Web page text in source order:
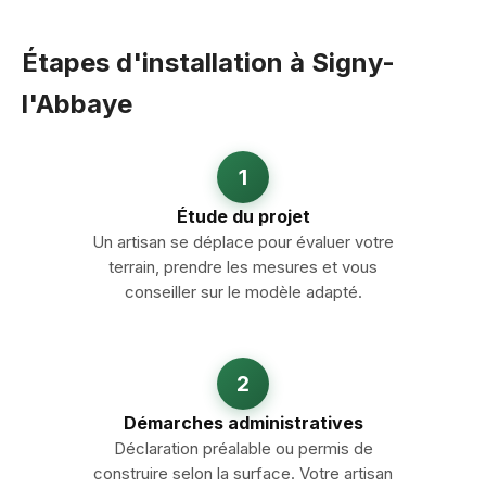
Étapes d'installation à Signy-
l'Abbaye
1
Étude du projet
Un artisan se déplace pour évaluer votre
terrain, prendre les mesures et vous
conseiller sur le modèle adapté.
2
Démarches administratives
Déclaration préalable ou permis de
construire selon la surface. Votre artisan